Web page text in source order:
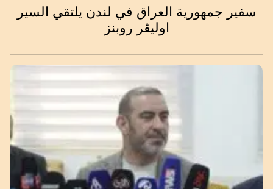
سفير جمهورية العراق في لندن يلتقي السير
اوليڤر روبنز